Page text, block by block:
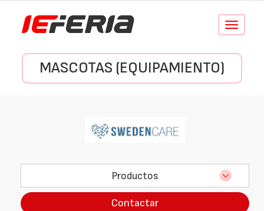
Conmutar
MASCOTAS (EQUIPAMIENTO)
Productos
Contactar